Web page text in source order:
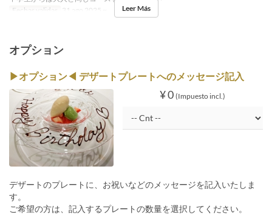
Fechas validas
31 ago 2025 ~ Leer Más
オプション
▶オプション◀ デザートプレートへのメッセージ記入
¥ 0 (Impuesto incl.)
デザートのプレートに、お祝いなどのメッセージを記入いたしま
す。
ご希望の方は、記入するプレートの数量を選択してください。